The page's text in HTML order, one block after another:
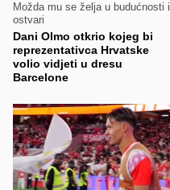
Možda mu se želja u budućnosti i
ostvari
Dani Olmo otkrio kojeg bi
reprezentativca Hrvatske
volio vidjeti u dresu
Barcelone